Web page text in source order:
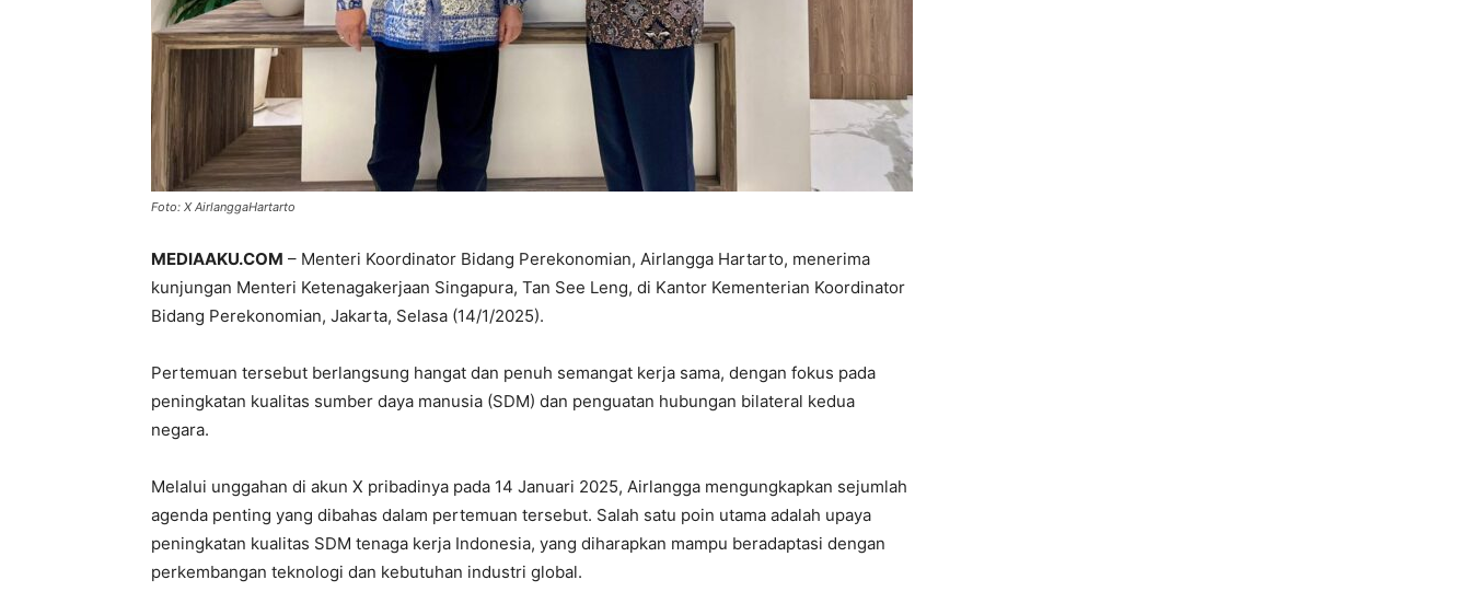
Foto: X AirlanggaHartarto
MEDIAAKU.COM – Menteri Koordinator Bidang Perekonomian, Airlangga Hartarto, menerima
kunjungan Menteri Ketenagakerjaan Singapura, Tan See Leng, di Kantor Kementerian Koordinator
Bidang Perekonomian, Jakarta, Selasa (14/1/2025).
Pertemuan tersebut berlangsung hangat dan penuh semangat kerja sama, dengan fokus pada
peningkatan kualitas sumber daya manusia (SDM) dan penguatan hubungan bilateral kedua
negara.
Melalui unggahan di akun X pribadinya pada 14 Januari 2025, Airlangga mengungkapkan sejumlah
agenda penting yang dibahas dalam pertemuan tersebut. Salah satu poin utama adalah upaya
peningkatan kualitas SDM tenaga kerja Indonesia, yang diharapkan mampu beradaptasi dengan
perkembangan teknologi dan kebutuhan industri global.